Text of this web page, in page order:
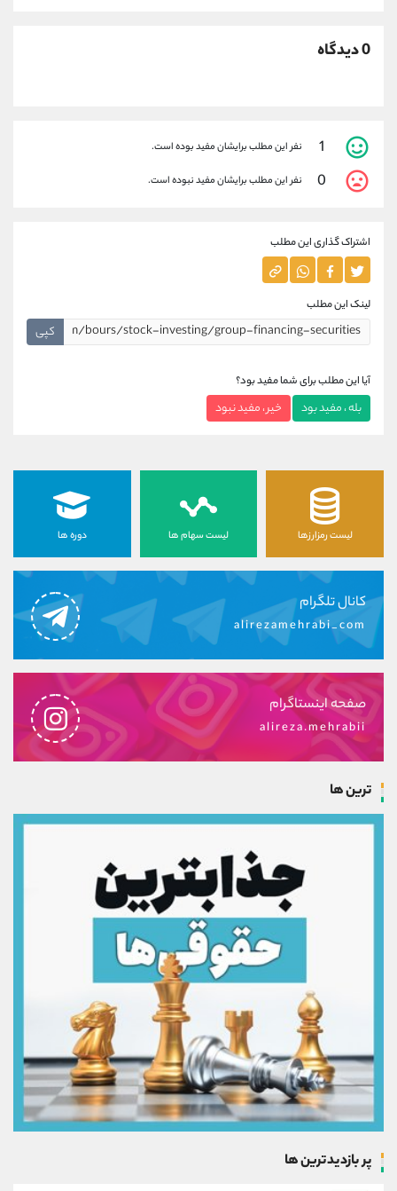
0 دیدگاه
1 نفر این مطلب برایشان مفید بوده است.
0 نفر این مطلب برایشان مفید نبوده است.
اشتراک گذاری این مطلب
لینک این مطلب
کپی
آیا این مطلب برای شما مفید بود؟
بله ، مفید بود خیر ، مفید نبود
لیست رمزارزها لیست سهام ها دوره ها
کانال تلگرام
alirezamehrabi_com
صفحه اینستاگرام
alireza.mehrabii
ترین ها
پر بازدیدترین ها